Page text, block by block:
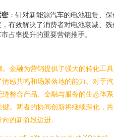
密 ：针对新能源汽车的电池租赁、
有效解决了消费者对电池衰减、残
占率提升的重要营销推手。
金融为营销提供了强大的转化工
感共鸣和场景落地的能力。对于
整合产品、金融与服务的生态体
。两者的协同创新将继续深化，
的新阶段迈进。